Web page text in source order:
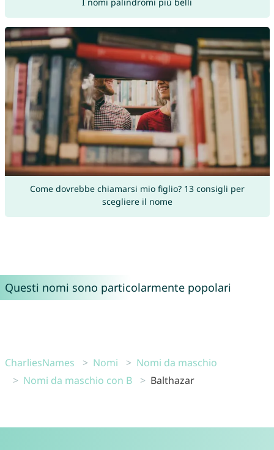
Come dovrebbe chiamarsi mio figlio? 13 consigli per
scegliere il nome
Questi nomi sono particolarmente popolari
CharliesNames Nomi
Nomi da maschio
Nomi da maschio con B
Balthazar